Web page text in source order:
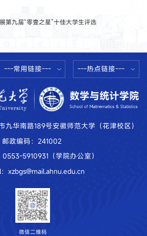
第九届“零壹之星”十佳大学生评选
---常用链接--- ---热点链接---
九华南路189号安徽师范大学（花津校区）
邮政编码：241002
5910931（学院办公室）
xzbgs@mail.ahnu.edu.cn
微信二维码